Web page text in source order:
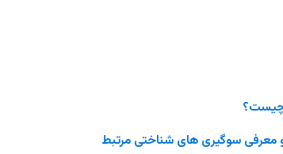
معرفی سوگیری های شناختی مرتبط